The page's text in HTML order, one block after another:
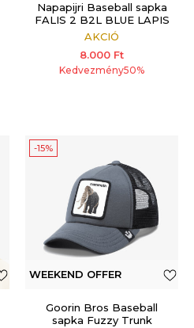
Napapijri Baseball sapka
FALIS 2 B2L BLUE LAPIS
AKCIÓ
8.000 Ft
Kedvezmény50%
-15%
WEEKEND OFFER
Goorin Bros Baseball
sapka Fuzzy Trunk